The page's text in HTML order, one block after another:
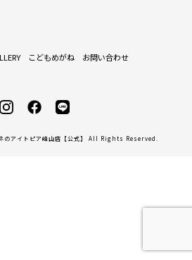
こどもめがね
お問い合わせ
のアイトピア峰山店【公式】 All Rights Reserved.